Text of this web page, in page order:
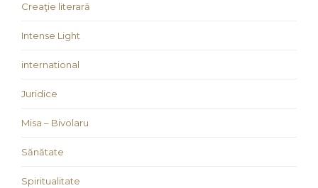
Creaţie literară
Intense Light
international
Juridice
Misa – Bivolaru
Sănătate
Spiritualitate